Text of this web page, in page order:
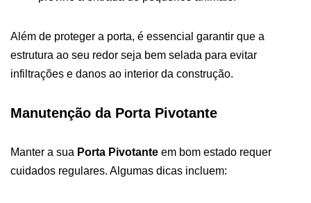
Além de proteger a porta, é essencial garantir que a
estrutura ao seu redor seja bem selada para evitar
infiltrações e danos ao interior da construção.
Manutenção da Porta Pivotante
Manter a sua Porta Pivotante em bom estado requer
cuidados regulares. Algumas dicas incluem: